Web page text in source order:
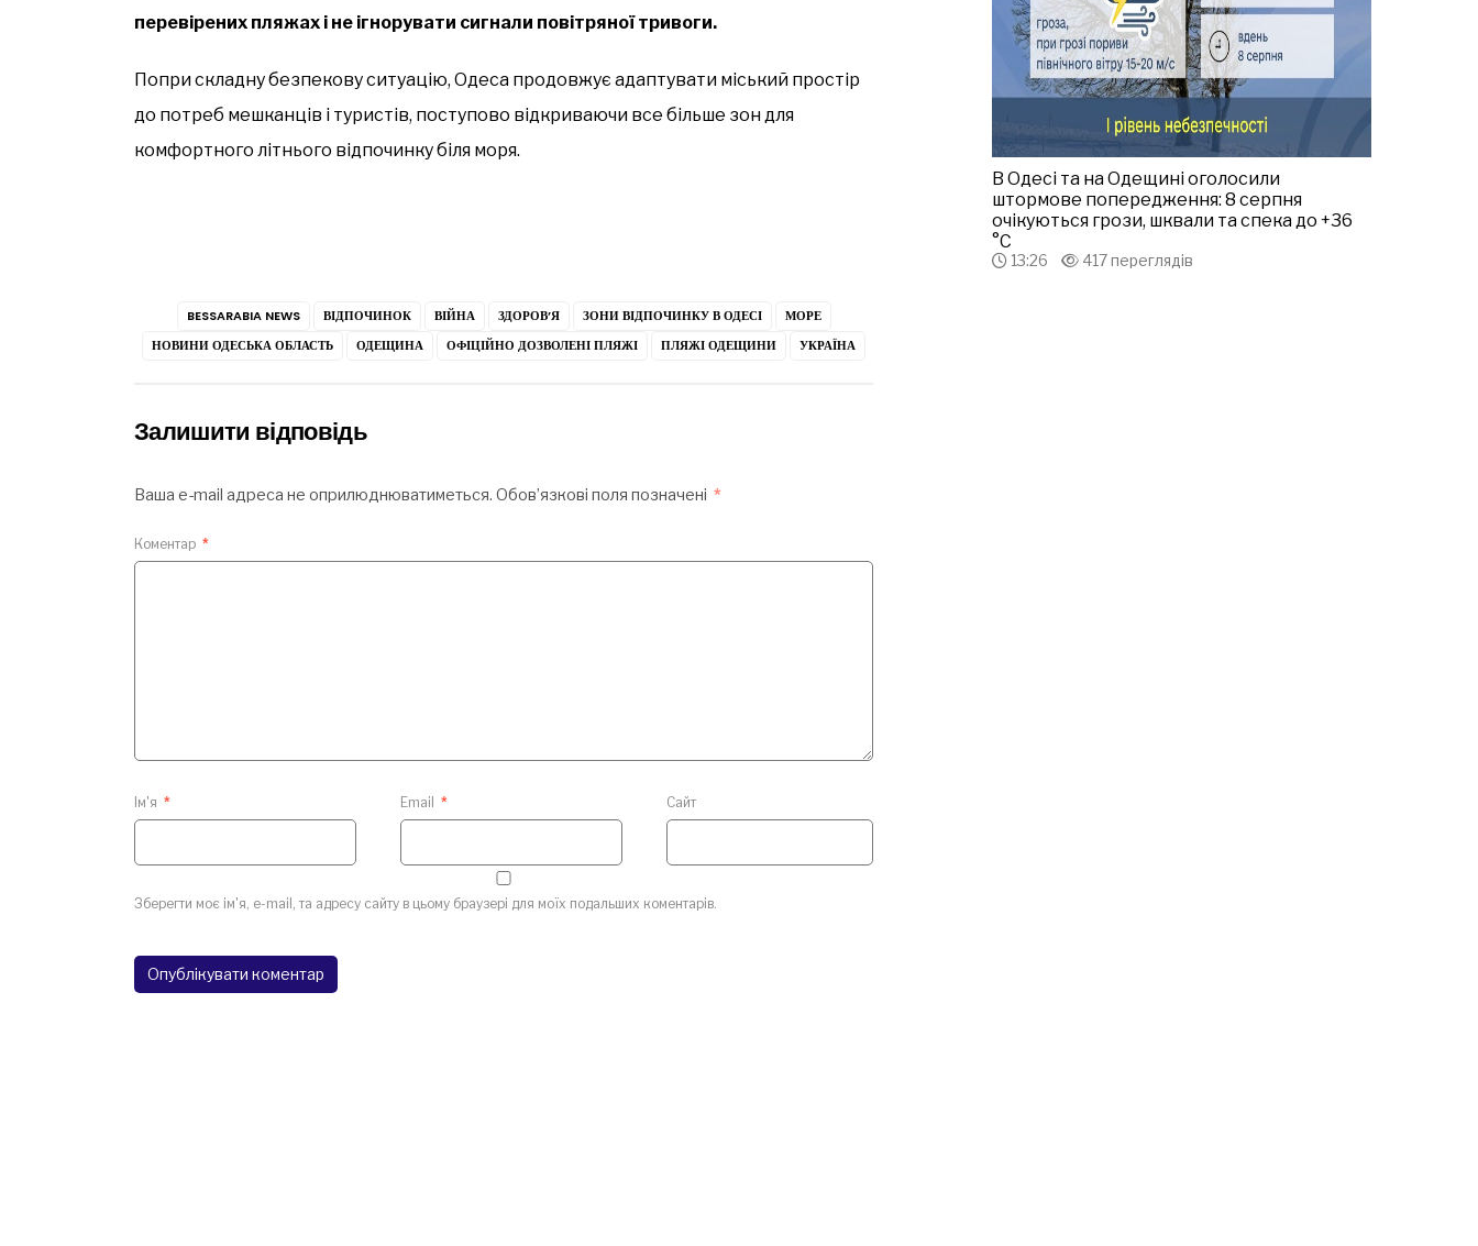
перевірених пляжах і не ігнорувати сигнали повітряної тривоги.
Попри складну безпекову ситуацію, Одеса продовжує адаптувати міський простір
до потреб мешканців і туристів, поступово відкриваючи все більше зон для
комфортного літнього відпочинку біля моря.
BESSARABIA NEWS ВІДПОЧИНОК ВІЙНА ЗДОРОВ’Я ЗОНИ ВІДПОЧИНКУ В ОДЕСІ
МОРЕ
НОВИНИ ОДЕСЬКА ОБЛАСТЬ
ОДЕЩИНА ОФІЦІЙНО ДОЗВОЛЕНІ ПЛЯЖІ ПЛЯЖІ ОДЕЩИНИ УКРАЇНА
Залишити відповідь
Ваша e-mail адреса не оприлюднюватиметься. Обов’язкові поля позначені *
Коментар *
Ім'я * Email * Сайт
Зберегти моє ім'я, e-mail, та адресу сайту в цьому браузері для моїх подальших коментарів.
В Одесі та на Одещині оголосили
штормове попередження: 8 серпня
очікуються грози, шквали та спека до +36
°С
13:26 417 переглядів